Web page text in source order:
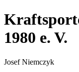
1980 e. V.
Josef Niemczyk